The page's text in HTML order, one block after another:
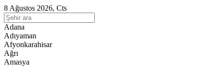
8 Ağustos 2026, Cts
Adana
Adıyaman
Afyonkarahisar
Ağrı
Amasya